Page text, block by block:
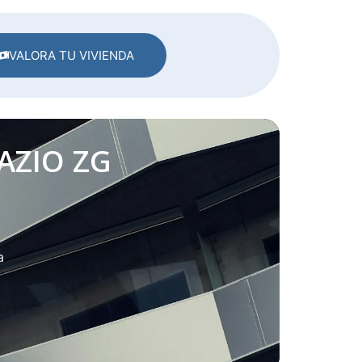
VALORA TU VIVIENDA
ZG